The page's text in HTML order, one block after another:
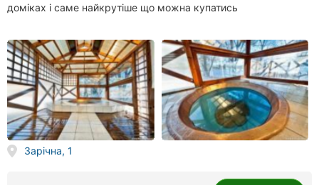
доміках і саме найкрутіше що можна купатись
Зарічна, 1